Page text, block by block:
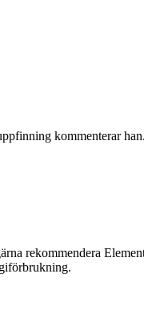
kommenterar han.
rekommendera